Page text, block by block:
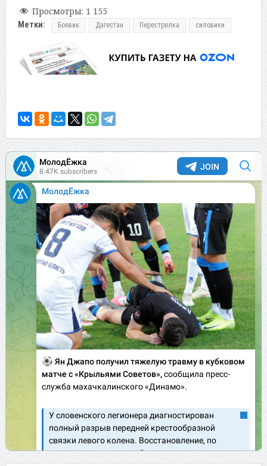
Просмотры: 1 155
Метки: Боевик Дагестан Перестрелка силовики